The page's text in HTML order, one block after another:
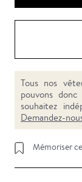
Tous nos
pouvons
souhaitez
Demandez-
Mémoriser